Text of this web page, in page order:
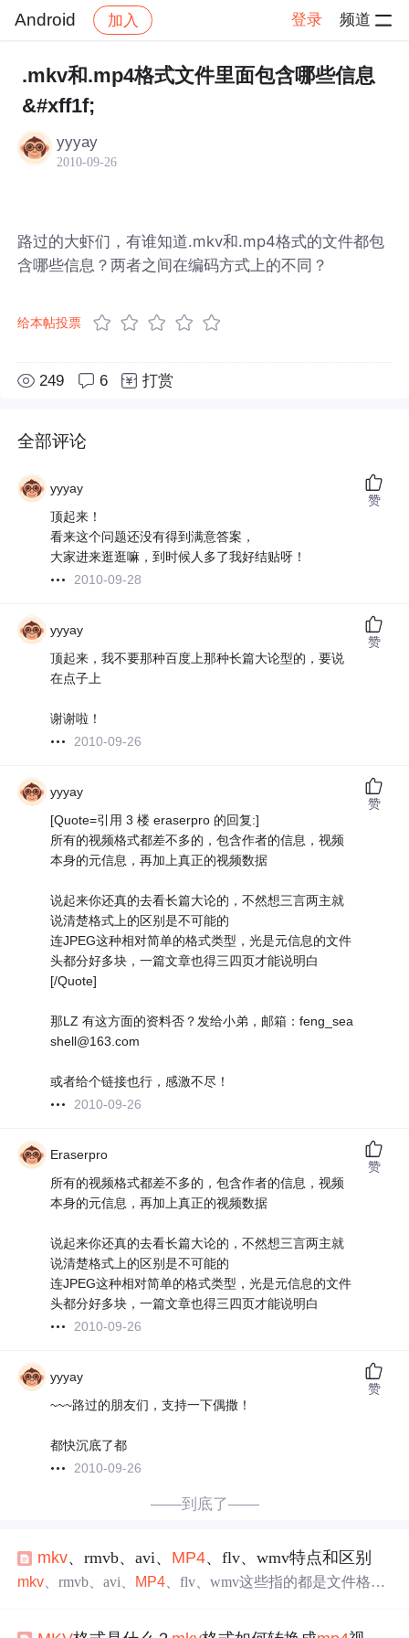
Android 加入 登录 频道
社区 Android 帖子详情
.mkv和.mp4格式文件里面包含哪些信息
&#xff1f;
yyyay
2010-09-26
路过的大虾们，有谁知道.mkv和.mp4格式的文件都包
含哪些信息？两者之间在编码方式上的不同？
给本帖投票
249 6 打赏
全部评论
yyyay
顶起来！
看来这个问题还没有得到满意答案，
大家进来逛逛嘛，到时候人多了我好结贴呀！
2010-09-28
赞
yyyay
顶起来，我不要那种百度上那种长篇大论型的，要说
在点子上
谢谢啦！
2010-09-26
赞
yyyay
[Quote=引用 3 楼 eraserpro 的回复:]
所有的视频格式都差不多的，包含作者的信息，视频
本身的元信息，再加上真正的视频数据
说起来你还真的去看长篇大论的，不然想三言两主就
说清楚格式上的区别是不可能的
连JPEG这种相对简单的格式类型，光是元信息的文件
头都分好多块，一篇文章也得三四页才能说明白
[/Quote]
那LZ 有这方面的资料否？发给小弟，邮箱：feng_sea
shell@163.com
或者给个链接也行，感激不尽！
2010-09-26
赞
Eraserpro
所有的视频格式都差不多的，包含作者的信息，视频
本身的元信息，再加上真正的视频数据
说起来你还真的去看长篇大论的，不然想三言两主就
说清楚格式上的区别是不可能的
连JPEG这种相对简单的格式类型，光是元信息的文件
头都分好多块，一篇文章也得三四页才能说明白
2010-09-26
赞
yyyay
~~~路过的朋友们，支持一下偶撒！
都快沉底了都
2010-09-26
赞
——到底了——
mkv、rmvb、avi、 MP4、flv、wmv特点和区别
mkv 、rmvb、avi、 MP4 、flv、wmv这些指的都是文件格